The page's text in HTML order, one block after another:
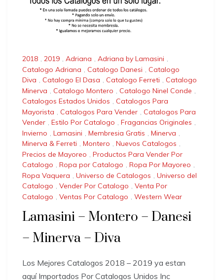
2018 , 2019 , Adriana , Adriana by Lamasini ,
Catalogo Adriana , Catalogo Danesi , Catalogo
Diva , Catalogo El Dasa , Catalogo Ferreti , Catalogo
Minerva , Catalogo Montero , Catalogo Ninel Conde ,
Catalogos Estados Unidos , Catalogos Para
Mayorista , Catalogos Para Vender , Catalogos Para
Vender , Estilo Por Catalogo , Fragancias Originales ,
Invierno , Lamasini , Membresia Gratis , Minerva ,
Minerva & Ferreti , Montero , Nuevos Catalogos ,
Precios de Mayoreo , Productos Para Vender Por
Catalogo , Ropa por Catalogo , Ropa Por Mayoreo ,
Ropa Vaquera , Universo de Catalogos , Universo del
Catalogo , Vender Por Catalogo , Venta Por
Catalogo , Ventas Por Catalogo , Western Wear
Lamasini – Montero – Danesi
– Minerva – Diva
Los Mejores Catalogos 2018 – 2019 ya estan
aquí Importados Por Catalogos Unidos Inc